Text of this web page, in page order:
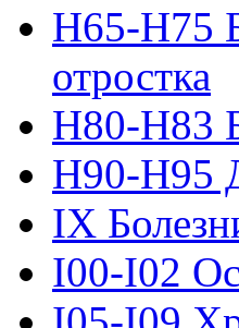
H65-H75
отростка
H80-H83
H90-H95
IX
I00-I02